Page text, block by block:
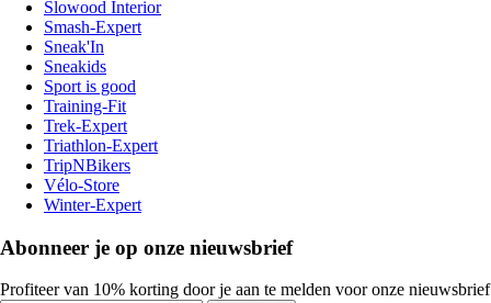
Slowood Interior
Smash-Expert
Sneak'In
Sneakids
Sport is good
Training-Fit
Trek-Expert
Triathlon-Expert
TripNBikers
Vélo-Store
Winter-Expert
Abonneer je op onze nieuwsbrief
Profiteer van 10% korting door je aan te melden voor onze nieuwsbrief